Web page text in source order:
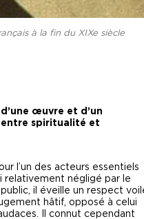
à la fin du XIXe siècle
œuvre et d’un
entre spiritualité et
l’un des acteurs essentiels
relativement négligé par le
il éveille un respect
hâtif, opposé à celui
Il connut cependant